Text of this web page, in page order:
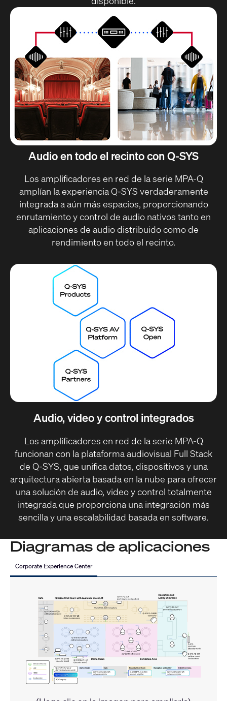
Audio en todo el recinto con Q-SYS
Los amplificadores en red de la serie MPA-Q
amplían la experiencia Q-SYS verdaderamente
integrada a aún más espacios, proporcionando
enrutamiento y control de audio nativos tanto en
aplicaciones de audio distribuido como de
rendimiento en todo el recinto.
Audio, video y control integrados
Los amplificadores en red de la serie MPA-Q
funcionan con la plataforma audiovisual Full Stack
de Q-SYS, que unifica datos, dispositivos y una
arquitectura abierta basada en la nube para ofrecer
una solución de audio, video y control totalmente
integrada que proporciona una integración más
sencilla y una escalabilidad basada en software.
Diagramas de aplicaciones
Corporate Experience Center